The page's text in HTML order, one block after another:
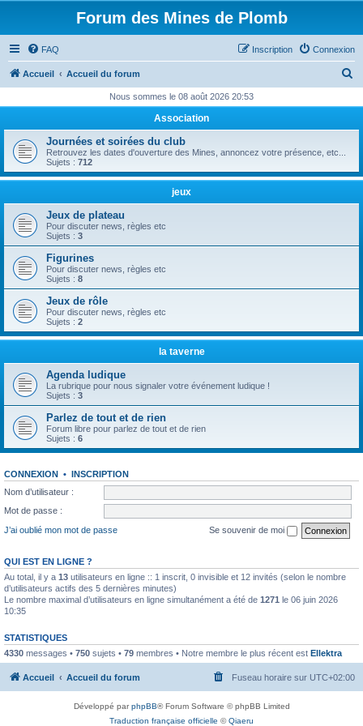
Forum des Mines de Plomb
FAQ Connexion
Inscription
Accueil Accueil du forum
h
r
r
Nous sommes le 08 août 2026 20:53
Association
Journées et soirées du club
Retrouvez les dates d'ouverture des Mines, annoncez votre présence, etc...
Sujets : 712
jeux
Jeux de plateau
Pour discuter news, règles etc
Sujets : 3
Figurines
Pour discuter news, règles etc
Sujets : 8
Jeux de rôle
Pour discuter news, règles etc
Sujets : 2
la taverne
Agenda ludique
La rubrique pour nous signaler votre événement ludique !
Sujets : 3
Parlez de tout et de rien
Forum libre pour parlez de tout et de rien
Sujets : 6
CONNEXION • INSCRIPTION
Nom d’utilisateur :
Mot de passe :
J’ai oublié mon mot de passe
Se souvenir de moi
QUI EST EN LIGNE ?
Au total, il y a 13 utilisateurs en ligne :: 1 inscrit, 0 invisible et 12 invités (selon le nombre
d’utilisateurs actifs des 5 dernières minutes)
Le nombre maximal d’utilisateurs en ligne simultanément a été de 1271 le 06 juin 2026
10:35
STATISTIQUES
4330 messages • 750 sujets • 79 membres • Notre membre le plus récent est Ellektra
Accueil Accueil du forum Fuseau horaire sur UTC+02:00
Développé parphpBB® Forum Software © phpBB Limited
Traduction française officielle ©Qiaeru